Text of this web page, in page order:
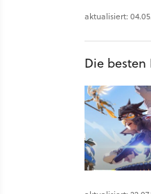
aktualisiert:
Die